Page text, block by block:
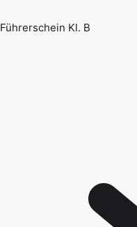
Führerschein Kl. B